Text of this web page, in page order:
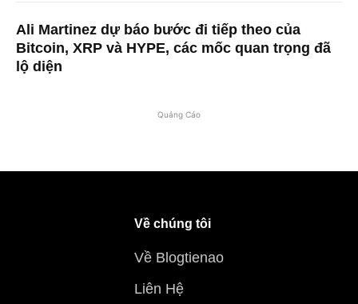
Ali Martinez dự báo bước đi tiếp theo của
Bitcoin, XRP và HYPE, các mốc quan trọng đã
lộ diện
Quảng Cáo
Về chúng tôi
Về Blogtienao
Liên Hệ